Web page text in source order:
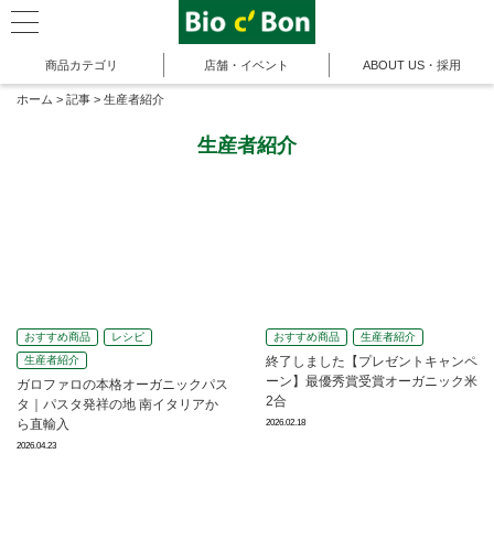
商品カテゴリ 店舗・イベント ABOUT US・採用
ホーム > 記事 > 生産者紹介
生産者紹介
おすすめ商品
レシピ
生産者紹介
ガロファロの本格オーガニックパス
タ｜パスタ発祥の地 南イタリアか
ら直輸入
2026.04.23
おすすめ商品 生産者紹介
終了しました【プレゼントキャンペ
ーン】最優秀賞受賞オーガニック米
2合
2026.02.18